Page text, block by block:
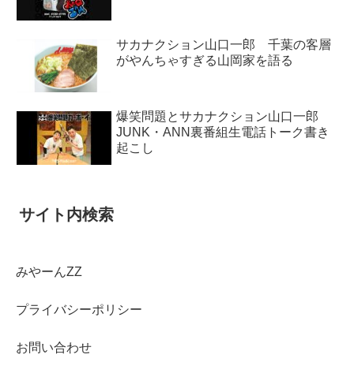
サカナクション山口一郎 千葉の客層
がやんちゃすぎる山岡家を語る
爆笑問題とサカナクション山口一郎
JUNK・ANN裏番組生電話トーク書き
起こし
サイト内検索
みやーんZZ
プライバシーポリシー
お問い合わせ